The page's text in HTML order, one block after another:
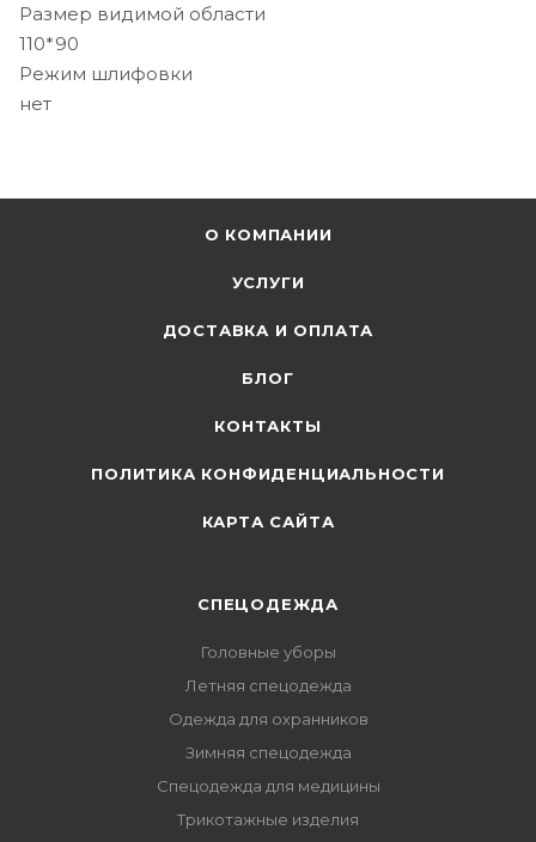
Размер видимой области
110*90
Режим шлифовки
нет
О КОМПАНИИ
УСЛУГИ
ДОСТАВКА И ОПЛАТА
БЛОГ
КОНТАКТЫ
ПОЛИТИКА КОНФИДЕНЦИАЛЬНОСТИ
КАРТА САЙТА
СПЕЦОДЕЖДА
Головные уборы
Летняя спецодежда
Одежда для охранников
Зимняя спецодежда
Спецодежда для медицины
Трикотажные изделия